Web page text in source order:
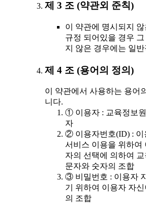
제 3 조 (약관외 준칙)
이 약관에 명시되지
규정 되어있을 경우
지 않은 경우에는 일
제 4 조 (용어의 정의)
이 약관에서 사용하는 용어
니다.
① 이용자 : 교육정보
자
② 이용자번호(ID) : 이
서비스 이용을 위하여
자의 선택에 의하여
문자와 숫자의 조합
③ 비밀번호 : 이용자
기 위하여 이용자 자
의 조합